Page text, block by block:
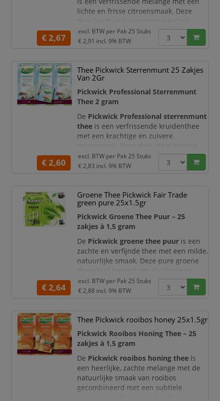
lichte en frisse citroensmaak. Deze
tussen mildheid en een subtiele
citrusfrisheid, ideaal voor een
De zorgvuldig samengestelde blend
smaak. Dankzij de handige theezakjes
van 1,5 gram bent u verzekerd van een
€ 2,67
excl. BTW per Pak 25 Stuks
€ 2,91 incl. 9% BTW
Thee Pickwick Sterrenmunt 25 Zakjes
Van 2Gr
Pickwick Professional Sterrenmunt
Thee 2 gram
De Pickwick Professional sterrenmunt
thee is een verfrissende kruidenthee
met een krachtige en zuivere
muntsmaak. Deze thee staat bekend
om zijn verkoelende en verkwikkende
karakter, ideaal voor een moment van
De zorgvuldig geselecteerde
muntsoorten zorgen voor een volle en
frisse smaakbeleving. Dankzij de
theezakjes van 2 gram geniet u altijd
van een perfect gedo
€ 2,60
excl. BTW per Pak 25 Stuks
€ 2,83 incl. 9% BTW
Groene Thee Pickwick Fair Trade
green pure 25x1.5gr
Pickwick Groene Thee Puur – 25
zakjes à 1,5 gram
De Pickwick groene thee puur is een
zachte en verfijnde thee met een milde,
natuurlijke smaak. Deze pure groene
frisse karakter en is ideaal voor een
rustgevend en bewust theemoment.
theebladeren zorgen voor een
uitgebalanceerde smaak zonder
toevoegingen. Dankzij de verpakking
met 25 theezakjes van 1,5 gram geniet
u altijd van ee
€ 2,64
excl. BTW per Pak 25 Stuks
€ 2,88 incl. 9% BTW
Thee Pickwick rooibos honey 25x1.5gr
Pickwick Rooibos Honing Thee – 25
zakjes à 1,5 gram
De Pickwick rooibos honing thee is
een heerlijke, zachte melange met de
natuurlijke smaak van rooibos
gecombineerd met een subtiele